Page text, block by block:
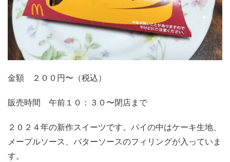
金額 ２００円〜（税込）
販売時間 午前１０：３０〜閉店まで
２０２４年の新作スイーツです。パイの中はケーキ生地、
メープルソース、バターソースのフィリングが入っていま
す。